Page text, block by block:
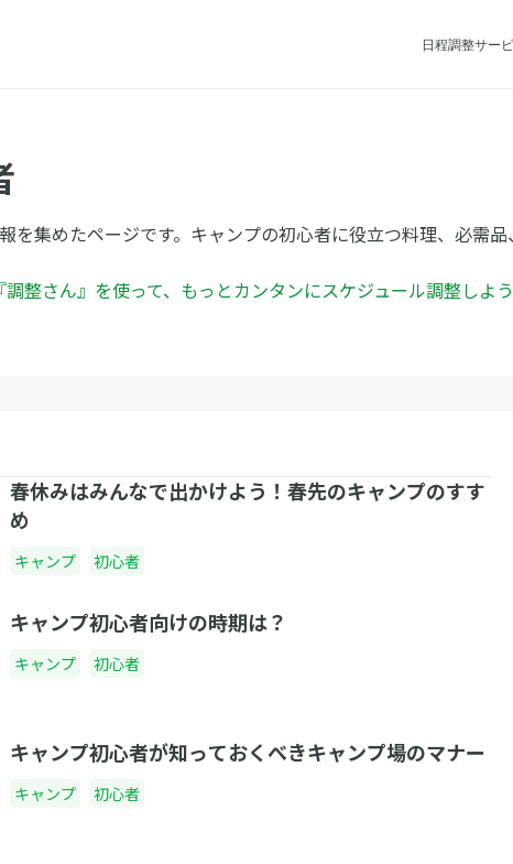
日程調整サー
を集めたページです。キャンプの初心者に役立つ料理、必需
整さん』を使って、もっとカンタンにスケジュール調整しよう
春休みはみんなで出かけよう！春先のキャンプのすす
め
キャンプ 初心者
キャンプ初心者向けの時期は？
キャンプ 初心者
キャンプ初心者が知っておくべきキャンプ場のマナー
キャンプ 初心者